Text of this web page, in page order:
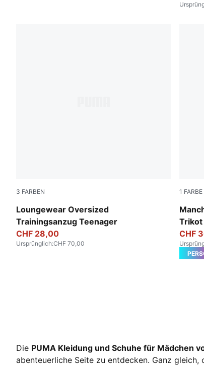
3 FARBEN
Loungewear Oversized
Trainingsanzug Teenager
Wild Pink
CHF 28,00
Ursprünglich:CHF 70,00
1 FARBE
Trikot
CHF
Die PUMA Kleidung und Schuhe für Mädchen
abenteuerliche Seite zu entdecken. Ganz